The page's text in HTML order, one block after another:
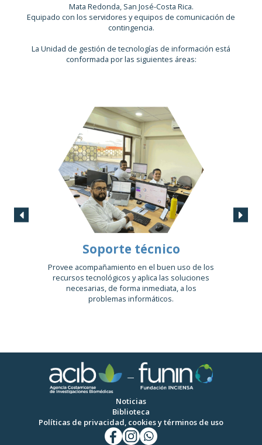
Mata Redonda, San José-Costa Rica.
Equipado con los servidores y equipos de comunicación de
contingencia.
La Unidad de gestión de tecnologías de información está
conformada por las siguientes áreas:
Soporte técnico
Provee acompañamiento en el buen uso de los
recursos tecnológicos y aplica las soluciones
necesarias, de forma inmediata, a los
problemas informáticos.
Noticias
Biblioteca
Políticas de privacidad, cookies y términos de uso